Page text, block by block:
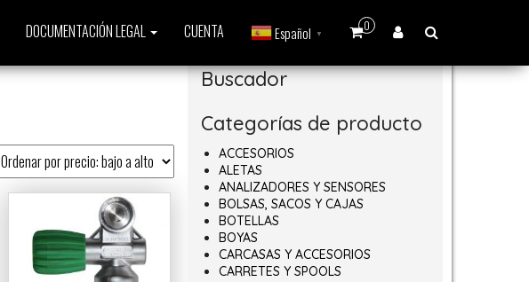
0
DOCUMENTACIÓN LEGAL CUENTA Español ▼
Buscador
Categorías de producto
ACCESORIOS
ALETAS
ANALIZADORES Y SENSORES
BOLSAS, SACOS Y CAJAS
BOTELLAS
BOYAS
CARCASAS Y ACCESORIOS
CARRETES Y SPOOLS